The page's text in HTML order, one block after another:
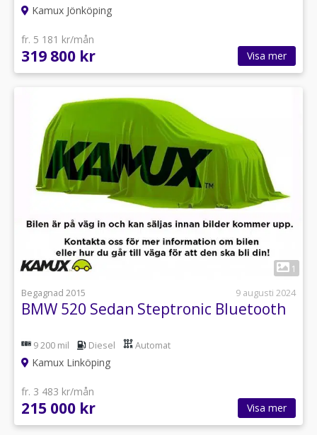
Kamux Jönköping
fr. 5 181 kr/mån
319 800 kr Visa mer
1
Begagnad 2015
9 augusti 2024
BMW 520 Sedan Steptronic Bluetooth
9 200 mil Diesel Automat
Kamux Linköping
fr. 3 483 kr/mån
215 000 kr Visa mer